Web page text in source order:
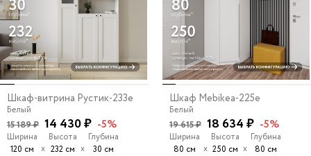
Шкаф-витрина Рустик-233e
Белый
15 189 ₽ 14 430 ₽ -5%
Ширина
120 см
х
Высота
232 см х
Глубина
30 см
Шкаф Mebikea-225e
Белый
19 615 ₽ 18 634 ₽ -5%
Ширина
80 см
х
Высота
250 см х
Глубина
80 см